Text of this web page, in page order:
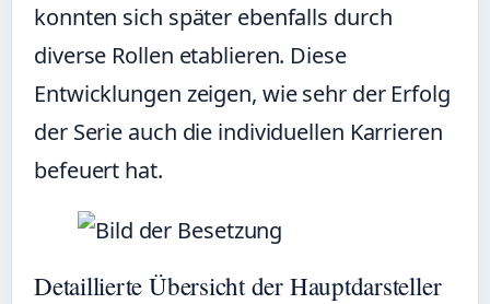
konnten sich später ebenfalls durch
diverse Rollen etablieren. Diese
Entwicklungen zeigen, wie sehr der Erfolg
der Serie auch die individuellen Karrieren
befeuert hat.
Detaillierte Übersicht der Hauptdarsteller